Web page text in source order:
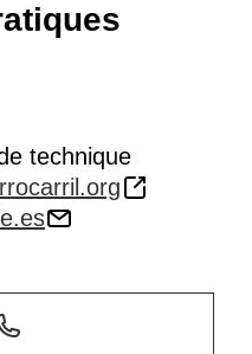
technique